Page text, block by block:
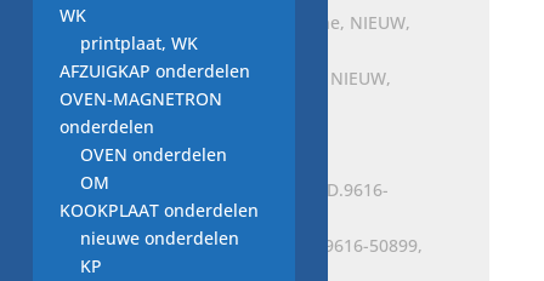
afvoerpomp wasmachine, NIEUW,
PLASET COD.44815. 90W
€30,00
afvoerpomp PLASET COD.9616-50899,
WK
printplaat, WK
AFZUIGKAP onderdelen
OVEN-MAGNETRON
onderdelen
OVEN onderdelen
OM
KOOKPLAAT onderdelen
nieuwe onderdelen
KP